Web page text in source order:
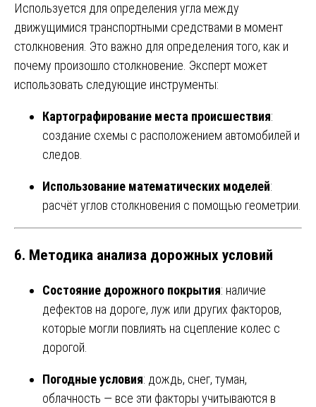
Используется для определения угла между
движущимися транспортными средствами в момент
столкновения. Это важно для определения того, как и
почему произошло столкновение. Эксперт может
использовать следующие инструменты:
Картографирование места происшествия:
создание схемы с расположением автомобилей и
следов.
Использование математических моделей:
расчёт углов столкновения с помощью геометрии.
6. Методика анализа дорожных условий
Состояние дорожного покрытия: наличие
дефектов на дороге, луж или других факторов,
которые могли повлиять на сцепление колес с
дорогой.
Погодные условия: дождь, снег, туман,
облачность — все эти факторы учитываются в